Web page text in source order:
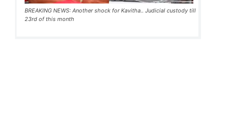
BREAKING NEWS: Another shock for Kavitha.. Judicial custody till
23rd of this month